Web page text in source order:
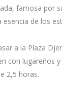
famosa por
de los
a la Plaza
con lugareños
2,5 horas.